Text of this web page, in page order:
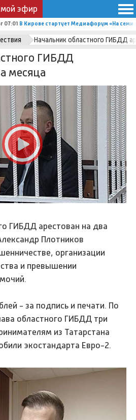
эфир
07:01 В Кирове стартует Медиафорум «На семи
Начальник областного ГИБДД
ГИБДД
месяца
ГИБДД арестован на два
Плотников
организации
и превышении
- за подпись и печати. По
областного ГИБДД три
из Татарстана
экостандарта Евро-2.